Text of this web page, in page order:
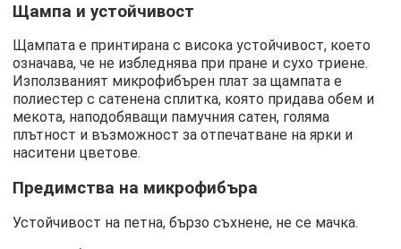
Щампа и устойчивост
Щампата е принтирана с висока устойчивост, което
означава, че не избледнява при пране и сухо триене.
Използваният микрофибърен плат за щампата е
полиестер с сатенена сплитка, която придава обем и
мекота, наподобяващи памучния сатен, голяма
плътност и възможност за отпечатване на ярки и
наситени цветове.
Предимства на микрофибъра
Устойчивост на петна, бързо съхнене, не се мачка.